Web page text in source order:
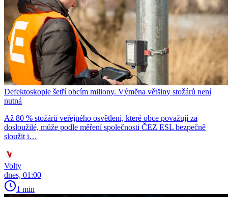
Defektoskopie šetří obcím miliony. Výměna většiny stožárů není
nutná
Až 80 % stožárů veřejného osvětlení, které obce považují za
dosloužilé, může podle měření společnosti ČEZ ESL bezpečně
sloužit i…
Volty
dnes, 01:00
1 min